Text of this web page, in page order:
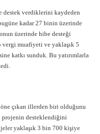
destek verdiklerini kaydeden
kadar 27 binin üzerinde
üzerinde hibe desteği
vergi muafiyeti ve yaklaşık 5
katkı sunduk. Bu yatırımlarla
öne çıkan illerden biri olduğunu
projenin desteklendiğini
yaklaşık 3 bin 700 kişiye